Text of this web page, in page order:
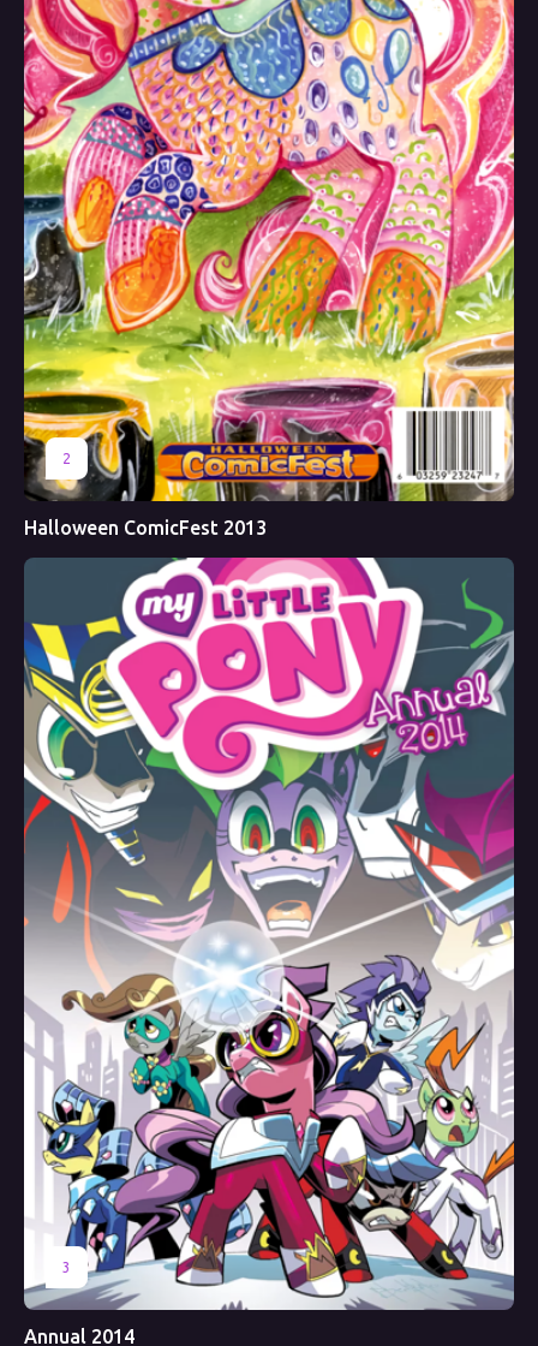
2
Halloween ComicFest 2013
3
Annual 2014